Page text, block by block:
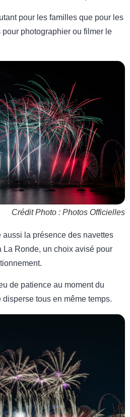
pour les familles que pour les
photographier ou filmer le
Crédit Photo : Photos Officielles
la présence des navettes
La Ronde, un choix avisé pour
de patience au moment du
tous en même temps.